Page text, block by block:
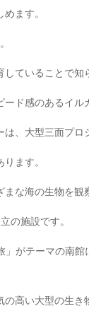
ます。
ていることで知
ド感のあるイル
、大型三面プロ
ます。
な海の生物を観
の施設です。
」がテーマの南
高い大型の生